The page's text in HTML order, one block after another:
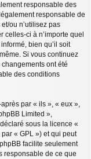
responsable des
responsable de
ou n’utilisez pas
ci à n’importe quel
bien qu’il soit
Si vous continuez
ont été
des conditions
par « ils », « eux »,
Limited »,
sous la licence «
« GPL ») et qui peut
facilite seulement
responsable de ce que